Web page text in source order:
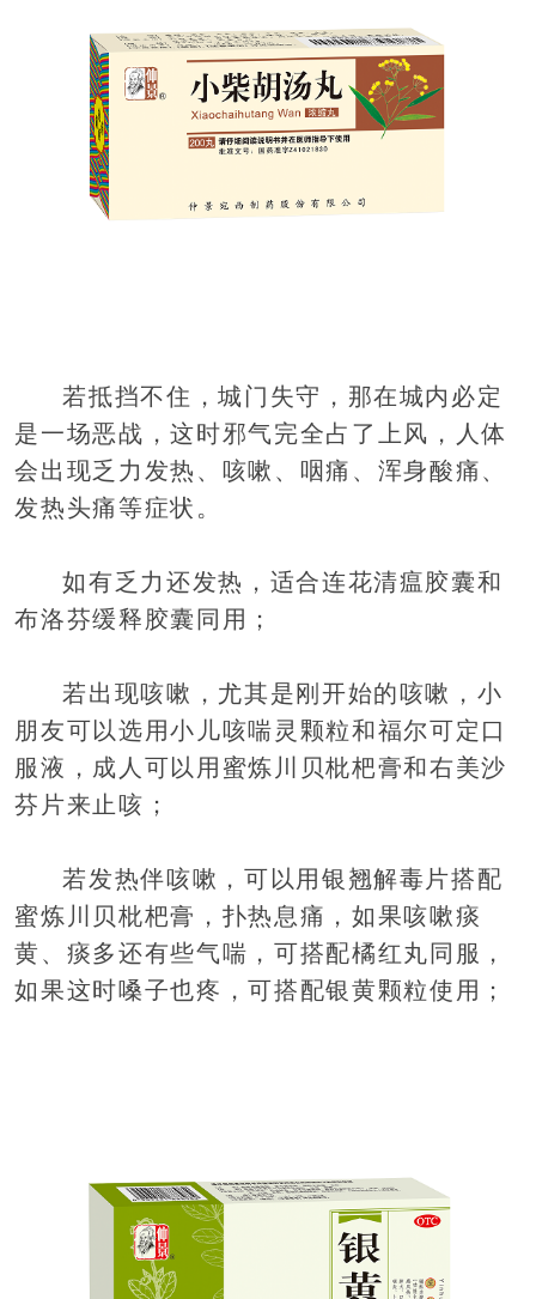
若抵挡不住，城门失守，那在城内必定
是一场恶战，这时邪气完全占了上风，人体
会出现乏力发热、咳嗽、咽痛、浑身酸痛、
发热头痛等症状。
如有乏力还发热，适合连花清瘟胶囊和
布洛芬缓释胶囊同用；
若出现咳嗽，尤其是刚开始的咳嗽，小
朋友可以选用小儿咳喘灵颗粒和福尔可定口
服液，成人可以用蜜炼川贝枇杷膏和右美沙
芬片来止咳；
若发热伴咳嗽，可以用银翘解毒片搭配
蜜炼川贝枇杷膏，扑热息痛，如果咳嗽痰
黄、痰多还有些气喘，可搭配橘红丸同服，
如果这时嗓子也疼，可搭配银黄颗粒使用；